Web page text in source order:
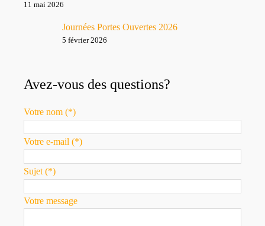
11 mai 2026
Journées Portes Ouvertes 2026
5 février 2026
Avez-vous des questions?
Votre nom (*)
Votre e-mail (*)
Sujet (*)
Votre message